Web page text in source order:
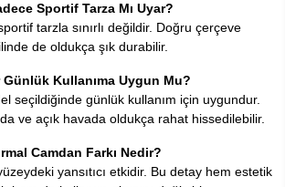
Sportif Tarza Mı Uyar?
tarzla sınırlı değildir. Doğru çerçeve
de oldukça şık durabilir.
Günlük Kullanıma Uygun Mu?
seçildiğinde günlük kullanım için uygundur.
ve açık havada oldukça rahat hissedilebilir.
Camdan Farkı Nedir?
yansıtıcı etkidir. Bu detay hem estetik